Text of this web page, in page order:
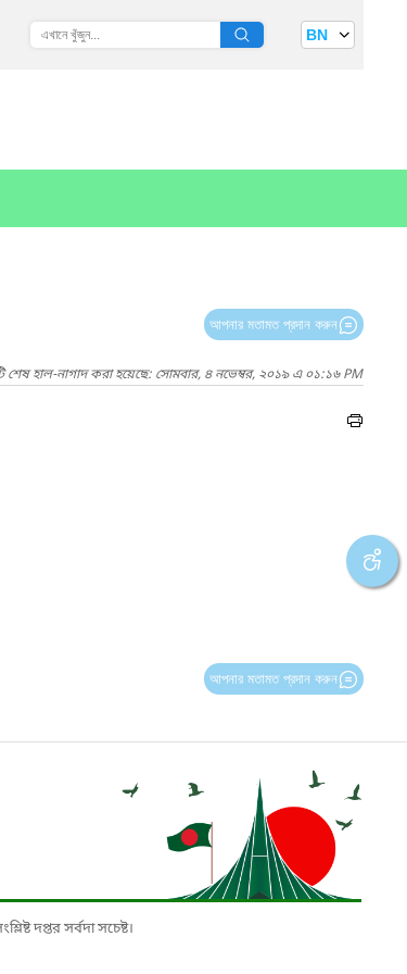
BN
আপনার মতামত প্রদান করুন
শেষ হাল-নাগাদ করা হয়েছে: সোমবার, ৪ নভেম্বর, ২০১৯ এ ০১:১৬ PM
আপনার মতামত প্রদান করুন
দপ্তর সর্বদা সচেষ্ট।